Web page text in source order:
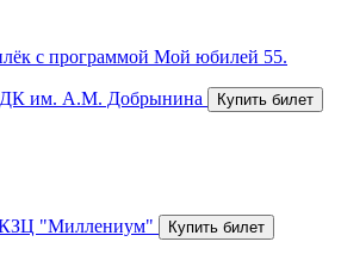
с программой Мой юбилей 55.
ДК им. А.М. Добрынина
"Миллениум"